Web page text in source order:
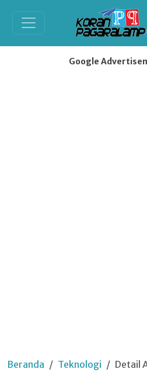
Google
Beranda Teknologi Detail